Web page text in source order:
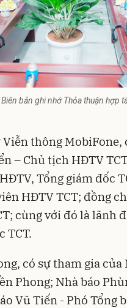
bản ghi nhớ Thỏa thuận hợp
Viễn thông MobiFone,
– Chủ tịch HĐTV
Tổng giám đốc
HĐTV TCT; đồng
cùng với đó là lãnh
TCT.
có sự tham gia của
Phong; Nhà báo
Vũ Tiến - Phó Tổng